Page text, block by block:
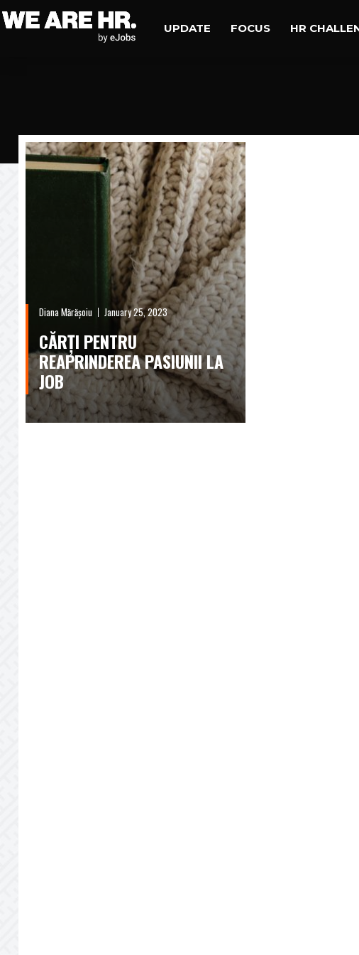
UPDATE FOCUS HR
Diana Mărășoiu January 25, 2023
CĂRȚI PENTRU
REAPRINDEREA PASIUNII LA
JOB